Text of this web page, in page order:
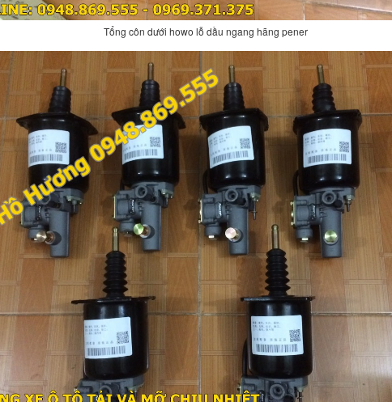
Tổng côn dưới howo lỗ dầu ngang hãng pener